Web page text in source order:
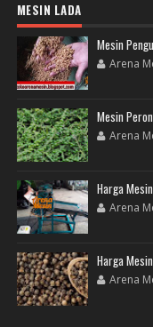
MESIN LADA
Mesin
Arena
Mesin
Arena
Harga
Arena
Harga
Arena